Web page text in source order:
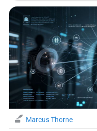
Marcus Thorne